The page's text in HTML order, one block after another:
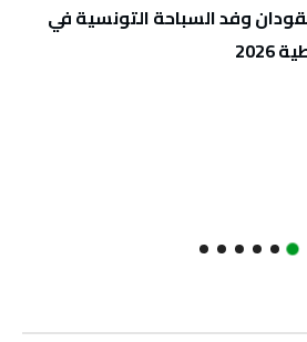
وفد السباحة التونسية في